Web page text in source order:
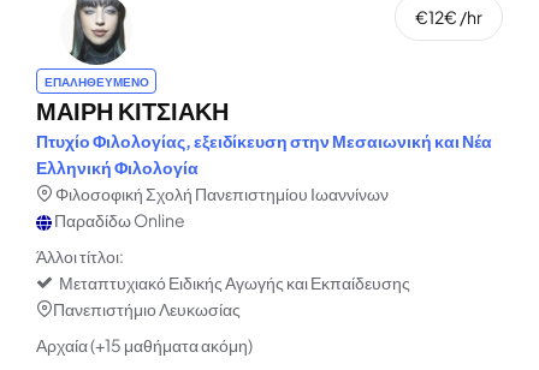
ΕΠΑΛΗΘΕΥΜΕΝΟ
ΜΑΙΡΗ ΚΙΤΣΙΑΚΗ
Πτυχίο Φιλολογίας, εξειδίκευση στην Μεσαιωνική και Νέα
Ελληνική Φιλολογία
Φιλοσοφική Σχολή Πανεπιστημίου Ιωαννίνων
Παραδίδω Online
Άλλοι τίτλοι:
Μεταπτυχιακό Ειδικής Αγωγής και Εκπαίδευσης
Πανεπιστήμιο Λευκωσίας
Αρχαία (+15 μαθήματα ακόμη)
€12€ /hr